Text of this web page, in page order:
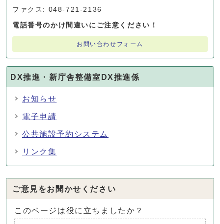
ファクス: 048-721-2136
電話番号のかけ間違いにご注意ください！
お問い合わせフォーム
DX推進・新庁舎整備室DX推進係
お知らせ
電子申請
公共施設予約システム
リンク集
ご意見をお聞かせください
このページは役に立ちましたか？